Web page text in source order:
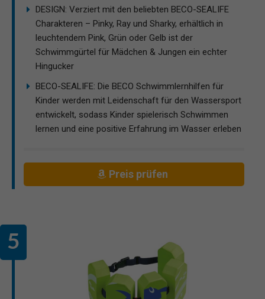
DESIGN: Verziert mit den beliebten BECO-SEALIFE
Charakteren – Pinky, Ray und Sharky, erhältlich in
leuchtendem Pink, Grün oder Gelb ist der
Schwimmgürtel für Mädchen & Jungen ein echter
Hingucker
BECO-SEALIFE: Die BECO Schwimmlernhilfen für
Kinder werden mit Leidenschaft für den Wassersport
entwickelt, sodass Kinder spielerisch Schwimmen
lernen und eine positive Erfahrung im Wasser erleben
Preis prüfen